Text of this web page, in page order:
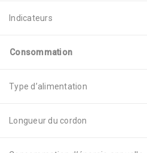
Indicateurs
Consommation
Type d’alimentation
Longueur du cordon